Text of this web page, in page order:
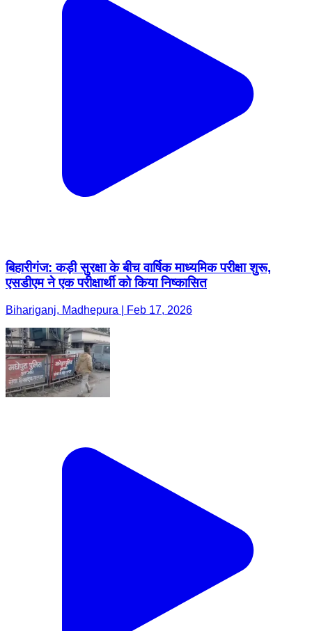
बिहारीगंज: कड़ी सुरक्षा के बीच वार्षिक माध्यमिक परीक्षा शुरू,
एसडीएम ने एक परीक्षार्थी को किया निष्कासित
Bihariganj, Madhepura | Feb 17, 2026